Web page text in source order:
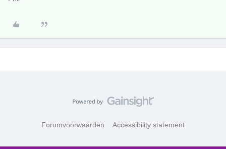
Forumvoorwaarden Accessibility statement